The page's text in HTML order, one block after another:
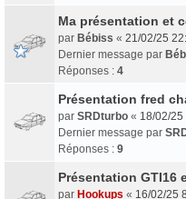
Ma présentation et
par Bébiss « 21/02/25
Dernier message par
Réponses : 4
Présentation fred
par SRDturbo « 18/02/25
Dernier message par
Réponses : 9
Présentation GTI16
par Hookups « 16/02/25